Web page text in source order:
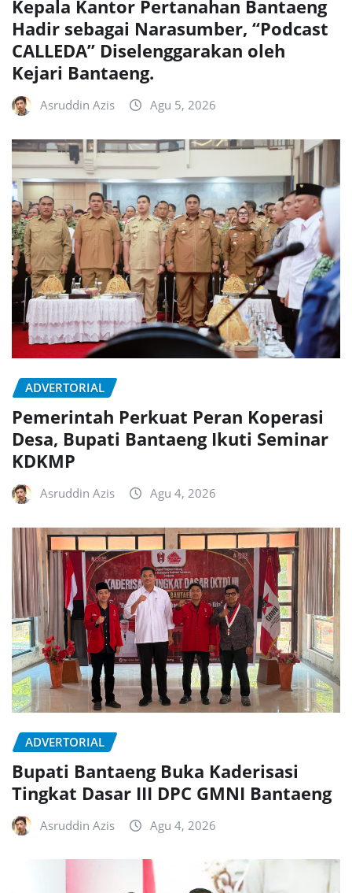
Kepala Kantor Pertanahan Bantaeng
Hadir sebagai Narasumber, “Podcast
CALLEDA” Diselenggarakan oleh
Kejari Bantaeng.
Asruddin Azis Agu 5, 2026
ADVERTORIAL
Pemerintah Perkuat Peran Koperasi
Desa, Bupati Bantaeng Ikuti Seminar
KDKMP
Asruddin Azis Agu 4, 2026
ADVERTORIAL
Bupati Bantaeng Buka Kaderisasi
Tingkat Dasar III DPC GMNI Bantaeng
Asruddin Azis Agu 4, 2026